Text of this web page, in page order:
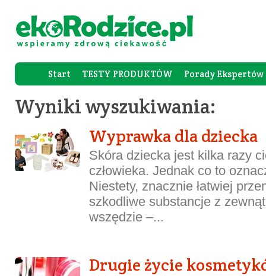
Start TESTY PRODUKTÓW Porady Ekspertów
Wyniki wyszukiwania:
Wyprawka dla dziecka
Skóra dziecka jest kilka razy
człowieka. Jednak co to
Niestety, znacznie łatwiej
szkodliwe substancje z
wszędzie –...
Drugie życie